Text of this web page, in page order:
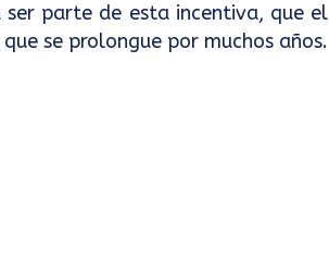
ser parte de esta incentiva, que el
se prolongue por muchos años.